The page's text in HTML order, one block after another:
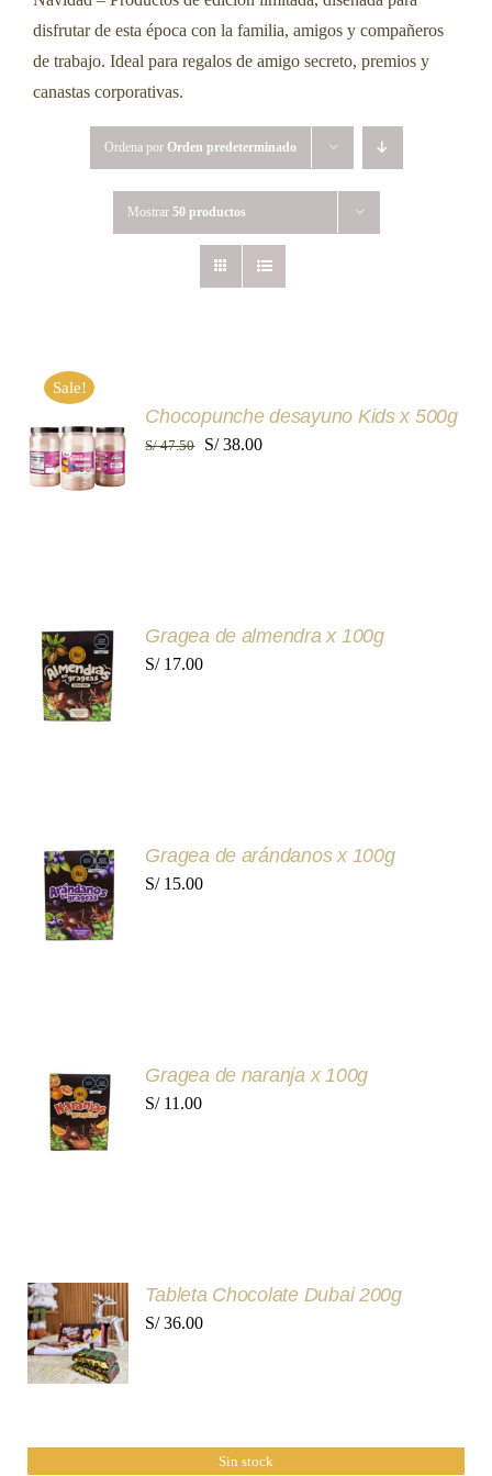
disfrutar de esta época con la familia, amigos y compañeros
de trabajo. Ideal para regalos de amigo secreto, premios y
canastas corporativas.
Ordena por Orden predeterminado
Mostrar 50 productos
Sale!
AÑADIR
AL
CARRITO
/
Chocopunche desayuno Kids x 500g
S/47.50
El
S/38.00El
AÑADIR
AL
CARRITO
/
DETALLES
Gragea de almendra x 100g
S/17.00
AÑADIR
AL
CARRITO
/
DETALLES
Gragea de arándanos x 100g
S/15.00
AL
CARRITO
/
Gragea de naranja x 100g
S/11.00
AÑADIR
CARRITO
/
DETALLES
Tableta Chocolate Dubai 200g
S/36.00
Sin stock